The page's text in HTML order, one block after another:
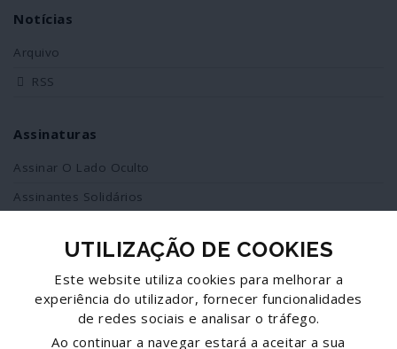
Notícias
Arquivo
RSS
Assinaturas
Assinar O Lado Oculto
Assinantes Solidários
Redes Sociais
Siga-nos no facebook
UTILIZAÇÃO DE COOKIES
Este website utiliza cookies para melhorar a
experiência do utilizador, fornecer funcionalidades
de redes sociais e analisar o tráfego.
Ao continuar a navegar estará a aceitar a sua